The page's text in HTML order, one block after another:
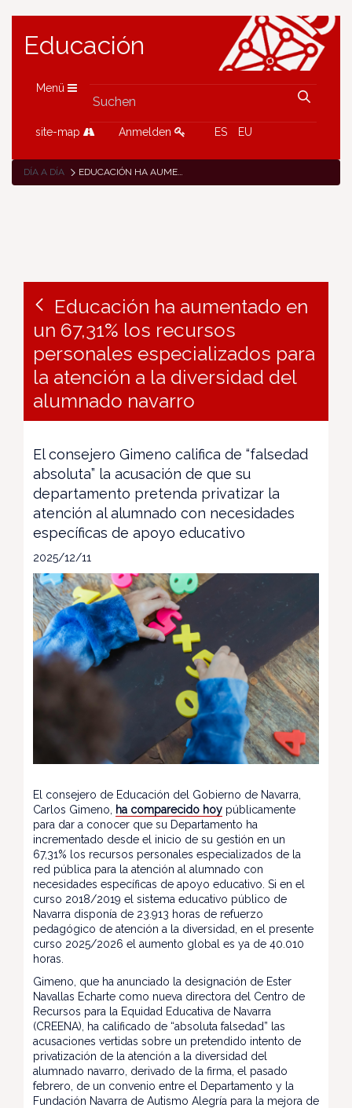
Educación
Menü
site-map Anmelden ES EU
DÍA A DÍA EDUCACIÓN HA AUMENTADO EN UN 67,31% LOS RECURSOS PERSONALES ESPECIALIZADOS PARA LA ATENCIÓN A LA DIVERSIDAD DEL ALUMNADO NAVARRO
Educación ha aumentado en
un 67,31% los recursos
personales especializados para
la atención a la diversidad del
alumnado navarro
El consejero Gimeno califica de “falsedad
absoluta” la acusación de que su
departamento pretenda privatizar la
atención al alumnado con necesidades
específicas de apoyo educativo
2025/12/11
El consejero de Educación del Gobierno de Navarra,
Carlos Gimeno,
ha comparecido hoy públicamente
para dar a conocer que su Departamento ha
incrementado desde el inicio de su gestión en un
67,31% los recursos personales especializados de la
red pública para la atención al alumnado con
necesidades específicas de apoyo educativo. Si en el
curso 2018/2019 el sistema educativo público de
Navarra disponía de 23.913 horas de refuerzo
pedagógico de atención a la diversidad, en el presente
curso 2025/2026 el aumento global es ya de 40.010
horas.
Gimeno, que ha anunciado la designación de Ester
Navallas Echarte como nueva directora del Centro de
Recursos para la Equidad Educativa de Navarra
(CREENA), ha calificado de “absoluta falsedad” las
acusaciones vertidas sobre un pretendido intento de
privatización de la atención a la diversidad del
alumnado navarro, derivado de la firma, el pasado
febrero, de un convenio entre el Departamento y la
Fundación Navarra de Autismo Alegría para la mejora de